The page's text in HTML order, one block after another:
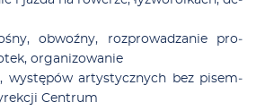
ob­woź­ny, roz­pro­wa­dza­nie pro­
or­ga­ni­zo­wa­nie
wy­stę­pów ar­ty­stycz­nych bez pi­sem­
Cen­trum